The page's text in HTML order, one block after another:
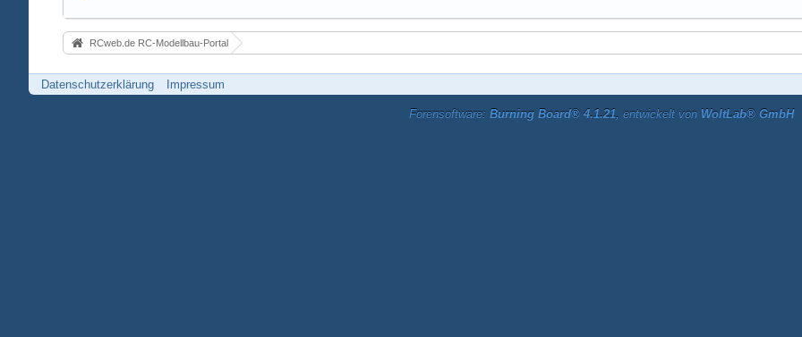
RCweb.de RC-Modellbau-Portal
Datenschutzerklärung Impressum
Forensoftware: Burning Board® 4.1.21, entwickelt von WoltLab® GmbH